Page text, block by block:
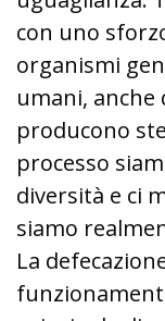
con uno
organismi
umani, anche
producono
processo
diversità e ci
siamo
La